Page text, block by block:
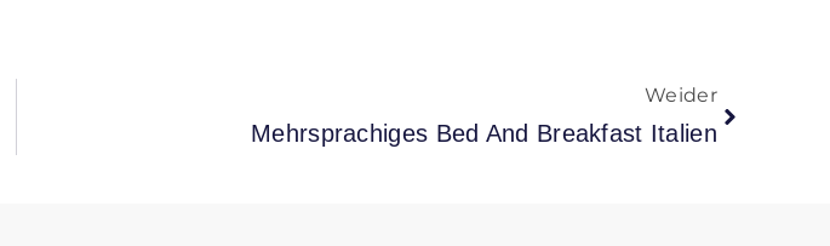
Weider
Mehrsprachiges Bed And Breakfast Italien